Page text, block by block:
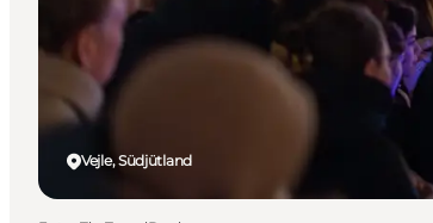
Vejle, Südjütland